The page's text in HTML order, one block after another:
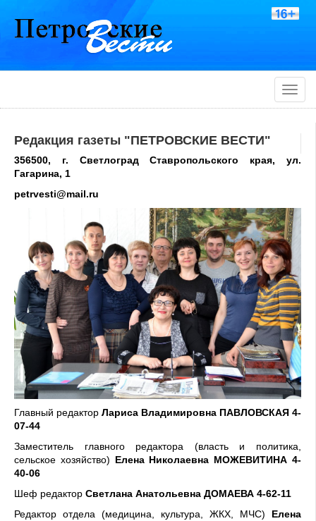
Toggle
Редакция газеты "ПЕТРОВСКИЕ ВЕСТИ"
356500, г. Светлоград Ставропольского края, ул.
Гагарина, 1
petrvesti@mail.ru
Главный редактор Лариса Владимировна ПАВЛОВСКАЯ 4-
07-44
Заместитель главного редактора (власть и политика,
сельское хозяйство) Елена Николаевна МОЖЕВИТИНА 4-
40-06
Шеф редактор Светлана Анатольевна ДОМАЕВА 4-62-11
Редактор отдела (медицина, культура, ЖКХ, МЧС) Елена